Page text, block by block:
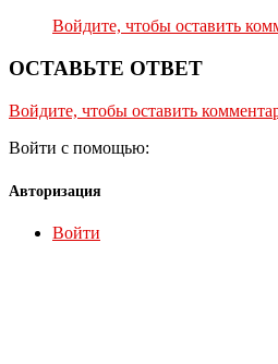
Войдите, чтобы оставить
ОСТАВЬТЕ ОТВЕТ
Войдите, чтобы оставить
Войти с помощью:
Авторизация
Войти